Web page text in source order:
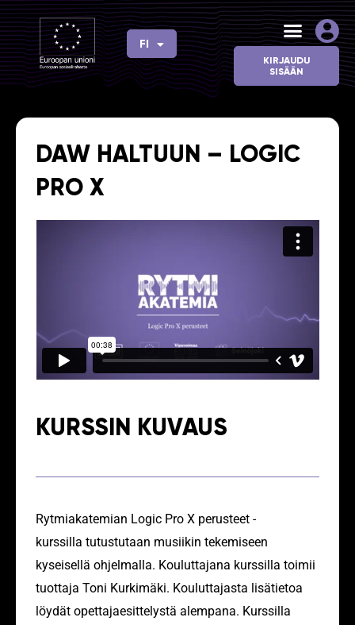
Siirry
sisältöön
FI
EN
KIRJAUDU
SISÄÄN
DAW HALTUUN – LOGIC
PRO X
KURSSIN KUVAUS
Rytmiakatemian Logic Pro X perusteet -
kurssilla tutustutaan musiikin tekemiseen
kyseisellä ohjelmalla. Kouluttajana kurssilla toimii
tuottaja Toni Kurkimäki. Kouluttajasta lisätietoa
löydät opettajaesittelystä alempana. Kurssilla